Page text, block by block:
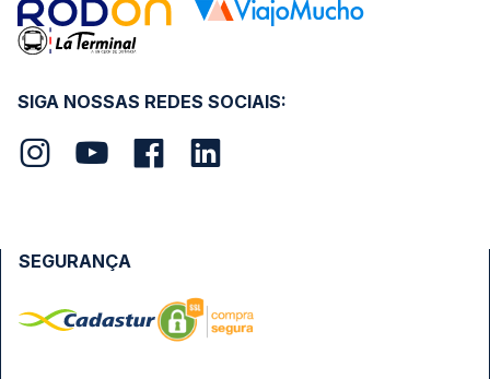
SIGA NOSSAS REDES SOCIAIS:
SEGURANÇA